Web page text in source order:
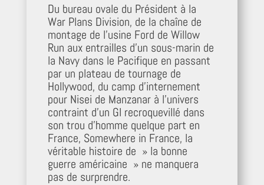
Du bureau ovale du Président à la
War Plans Division, de la chaîne de
montage de l’usine Ford de Willow
Run aux entrailles d’un sous-marin de
la Navy dans le Pacifique en passant
par un plateau de tournage de
Hollywood, du camp d’internement
pour Nisei de Manzanar à l’univers
contraint d’un GI recroquevillé dans
son trou d’homme quelque part en
France, Somewhere in France, la
véritable histoire de » la bonne
guerre américaine » ne manquera
pas de surprendre.